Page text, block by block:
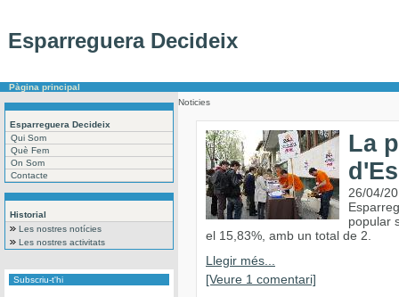
Esparreguera Decideix
Pàgina principal
Esparreguera Decideix
Qui Som
Què Fem
On Som
Contacte
Historial
Les nostres notícies
Les nostres activitats
Subscriu-t'hi
Noticies
La
26/04/
popular
el 15,83%, amb un total de 2.
Llegir més...
[Veure 1 comentari]